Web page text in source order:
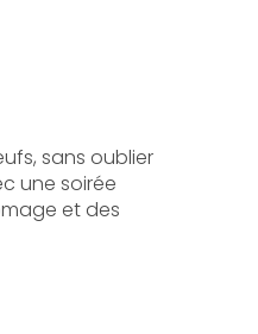
sans oublier
une soirée
et des